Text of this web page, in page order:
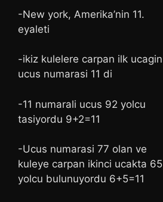
-New york, Amerika’nin 11.
eyaleti
-ikiz kulelere carpan ilk ucagin
ucus numarasi 11 di
-11 numarali ucus 92 yolcu
tasiyordu 9+2=11
-Ucus numarasi 77 olan ve
kuleye carpan ikinci ucakta 65
yolcu bulunuyordu 6+5=11